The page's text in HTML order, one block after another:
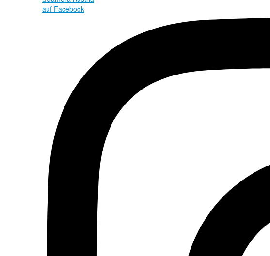
auf Facebook